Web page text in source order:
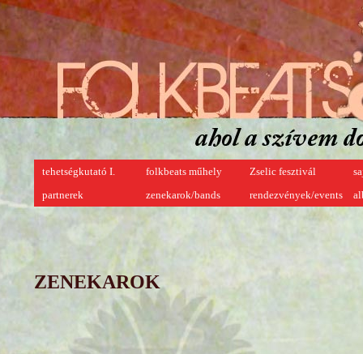
tehetségkutató I. folkbeats műhely Zselic fesztivál
partnerek
zenekarok/bands rendezvények/events
ZENEKAROK